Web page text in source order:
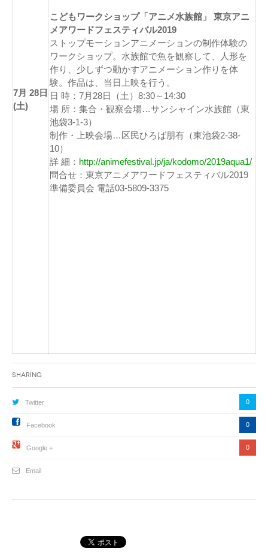
7月 28日
(土)
こどもワークショップ「アニメ水族館」 東京アニ
メアワードフェスティバル2019
ストップモーションアニメーションの制作体験の
ワークショップ。水族館で魚を観察して、人形を
作り、少しずつ動かすアニメーション作りを体
験。作品は、当日上映を行う。
日 時：7月28日（土）8:30～14:30
場 所：集合・観察会場…サンシャイン水族館（東
池袋3-1-3）
制作・上映会場…区民ひろば朋有（東池袋2-38-
10）
詳 細： http://animefestival.jp/ja/kodomo/2019aqua1/
問合せ：東京アニメアワードフェスティバル2019
準備委員会 電話03-5809-3375
Sharing
Twitter 0
Facebook 0
Google + 0
Email